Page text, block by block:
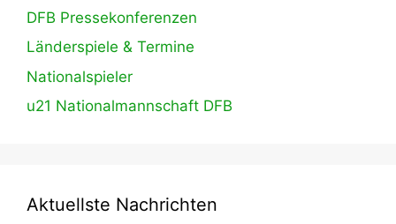
DFB Pressekonferenzen
Länderspiele & Termine
Nationalspieler
u21 Nationalmannschaft DFB
Aktuellste Nachrichten